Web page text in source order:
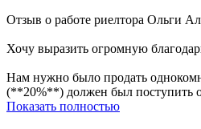
Отзыв о работе риелтора Ольги
Хочу выразить огромную
Нам нужно было продать
(**20%**) должен был поступить
Показать полностью